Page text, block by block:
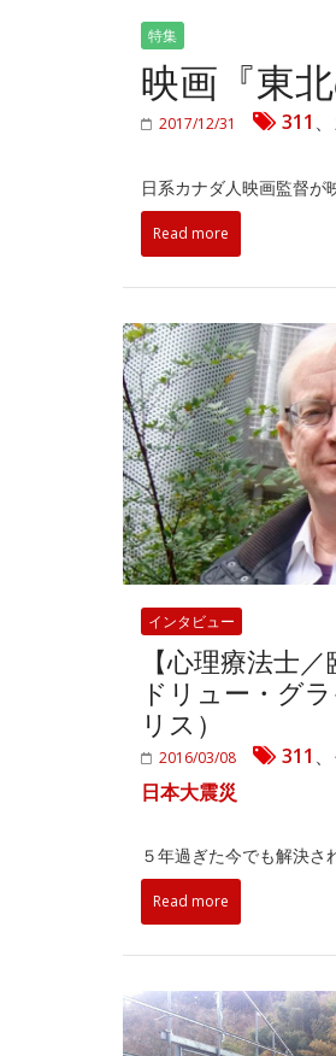
特集
映画『東
2017/12/31 311 、
日系カナダ人映画監督が
Read more
インタビュー
【心理療法士
ドリュー・グ
リス）
2016/03/08 311 、
日本大震災
５年過ぎた今でも解決さ
Read more